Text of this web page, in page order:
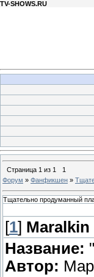
TV-SHOWS.RU
Страница 1 из 1
1
Форум » Фанфикшен »
Тщательно продуманный
[1] Maralkin
Название:
Автор: